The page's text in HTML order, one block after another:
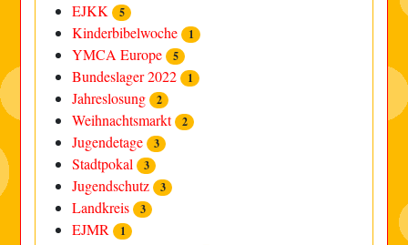
EJKK 5
Kinderbibelwoche 1
YMCA Europe 5
Bundeslager 2022 1
Jahreslosung 2
Weihnachtsmarkt 2
Jugendetage 3
Stadtpokal 3
Jugendschutz 3
Landkreis 3
EJMR 1